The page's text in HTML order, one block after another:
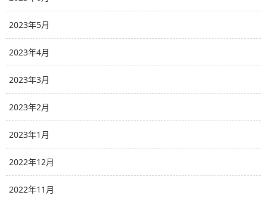
2023年5月
2023年4月
2023年3月
2023年2月
2023年1月
2022年12月
2022年11月